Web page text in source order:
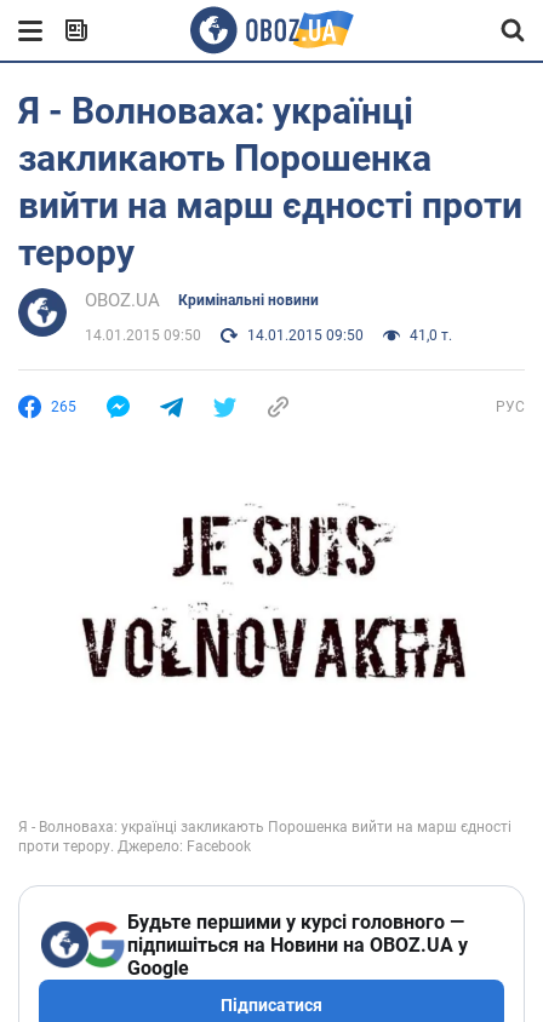
Я - Волноваха: українці
закликають Порошенка
вийти на марш єдності проти
терору
OBOZ.UA Кримінальні новини
14.01.2015 09:50 14.01.2015 09:50 41,0 т.
265 РУС
Будьте першими у курсі головного —
підпишіться на Новини на OBOZ.UA у
Google
Підписатися